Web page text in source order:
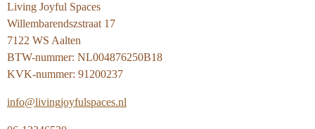
Living Joyful Spaces
Willembarendszstraat 17
7122 WS Aalten
BTW-nummer: NL004876250B18
KVK-nummer: 91200237
info@livingjoyfulspaces.nl